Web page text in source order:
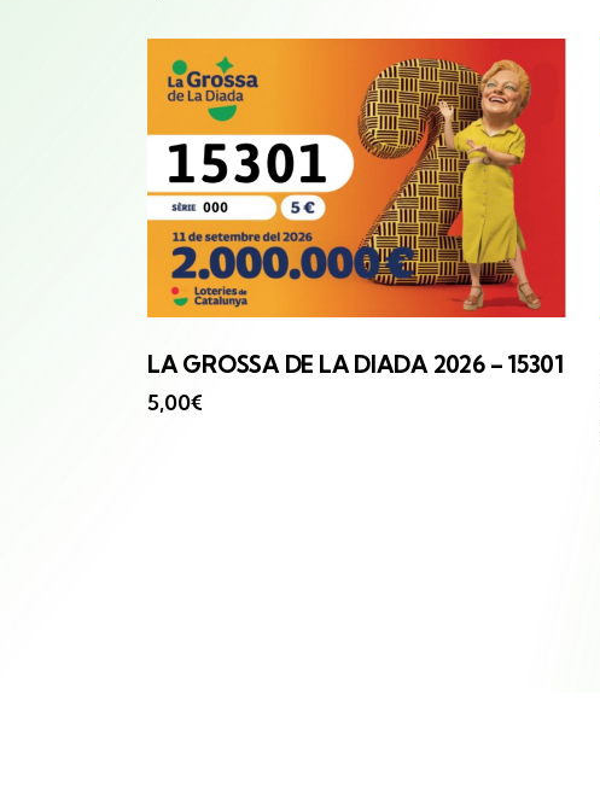
LA GROSSA DE LA DIADA 2026 – 15301
5,00€